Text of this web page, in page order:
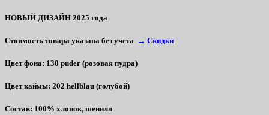
НОВЫЙ ДИЗАЙН 2025 года
Стоимость товара указана без учета → Скидки
Цвет фона: 130 puder (розовая пудра)
Цвет каймы: 202 hellblau (голубой)
Состав: 100% хлопок, шенилл